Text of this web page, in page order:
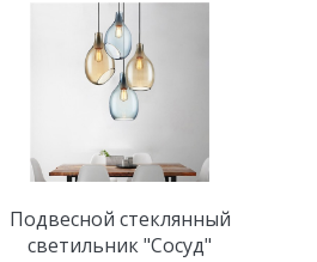
Подвесной стеклянный
светильник "Сосуд"